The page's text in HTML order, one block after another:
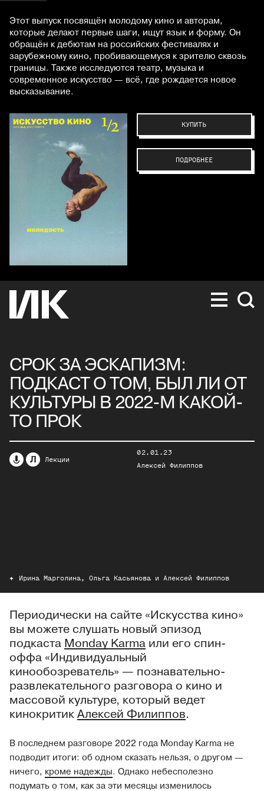
Этот выпуск посвящён молодому кино и авторам,
которые делают первые шаги, ищут язык и форму. Он
обращён к дебютам на российских фестивалях и
зарубежному кино, пробивающемуся к зрителю сквозь
границы. Также исследуются театр, музыка и
современное искусство — всё, где рождается новое
высказывание.
КУПИТЬ
ПОДРОБНЕЕ
СРОК ЗА ЭСКАПИЗМ:
ПОДКАСТ О ТОМ, БЫЛ ЛИ ОТ
КУЛЬТУРЫ В 2022-М КАКОЙ-
ТО ПРОК
Л Лекции
02.01.23
Алексей Филиппов
Ирина Марголина, Ольга Касьянова и Алексей Филиппов
Периодически на сайте «Искусства кино»
вы можете слушать новый эпизод
подкаста Monday Karma или его спин-
оффа «Индивидуальный
кинообозреватель» — познавательно-
развлекательного разговора о кино и
массовой культуре, который ведет
кинокритикАлексей Филиппов.
В последнем разговоре 2022 года Monday Karma не
подводит итоги: об одном сказать нельзя, о другом —
ничего, кроме надежды. Однако небесполезно
подумать о том, как за эти месяцы изменилось